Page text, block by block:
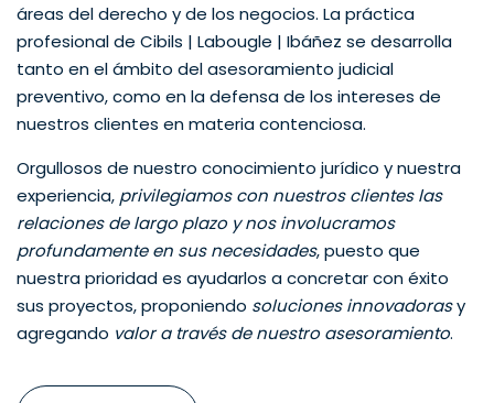
áreas del derecho y de los negocios. La práctica
profesional de Cibils | Labougle | Ibáñez se desarrolla
tanto en el ámbito del asesoramiento judicial
preventivo, como en la defensa de los intereses de
nuestros clientes en materia contenciosa.
Orgullosos de nuestro conocimiento jurídico y nuestra
experiencia, privilegiamos con nuestros clientes las
relaciones de largo plazo y nos involucramos
profundamente en sus necesidades, puesto que
nuestra prioridad es ayudarlos a concretar con éxito
sus proyectos, proponiendo soluciones innovadorasy
agregando valor a través de nuestro asesoramiento.